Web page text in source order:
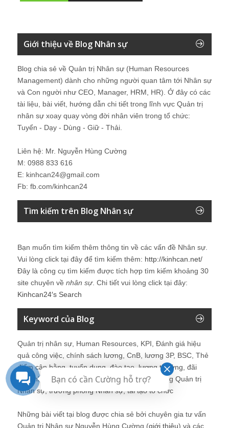
Giới thiệu về Blog Nhân sự
Blog chia sẻ về Quản trị Nhân sự (Human Resources
Management) dành cho những người quan tâm tới Nhân sự
và Con người như CEO, Manager, HRM, HR). Ở đây có các
tài liệu, bài viết, hướng dẫn chi tiết trong lĩnh vực Quản trị
nhân sự xoay quay vòng đời nhân viên trong tổ chức:
Tuyển - Dạy - Dùng - Giữ - Thải.
Liên hệ: Mr. Nguyễn Hùng Cường
M: 0988 833 616
E: kinhcan24@gmail.com
Fb: fb.com/kinhcan24
Tìm kiếm trên Blog Nhân sự
Bạn muốn tìm kiếm thêm thông tin về các vấn đề Nhân sự
Vui lòng click tại đây để tìm kiếm thêm: http://kinhcan.net/
Đây là công cụ tìm kiếm được tích hợp tìm kiếm khoảng 30
site chuyên về nhân sự. Chi tiết vui lòng click tại đây:
Kinhcan24′s Search
Keyword của Blog
Quản trị nhân sự, Human Resources, KPI, Đánh giá hiệu
quả công việc, chính sách lương, CnB, lương 3P, BSC, Thẻ
điểm cân bằng, tuyển dụng, đào tạo, lương thưởng, đãi
ngộ, nhân sự, tổ chức, cơ cấu tổ chức, hệ thống Quản trị
Nhân sự, trưởng phòng Nhân sự, tái tạo tổ chức
Những bài viết tại blog được chia sẻ bởi chuyên gia tư vấn
Quản trị Nhân sự Nguyễn Hùng Cường (giới thiệu) và các
Bạn có cần Cường hỗ trợ?